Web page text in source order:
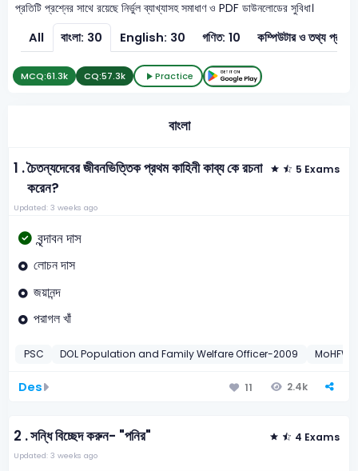
প্রতিটি প্রশ্নের সাথে রয়েছে নির্ভুল ব্যাখ্যাসহ সমাধাণ ও PDF ডাউনলোডের সুবিধা।
All বাংলা: 30 English: 30 গণিত: 10 কম্পিউটার
MCQ:61.3k CQ:57.3k Practice
বাংলা
1 .চৈতন্যদেবের জীবনভিত্তিক প্রথম কাহিনী কাব্য কে রচনা
করেন?
5 Exams
Updated: 3 weeks ago
বৃন্দাবন দাস
লোচন দাস
জয়ানন্দ
পরাগল খাঁ
PSC DOL Population and Family Welfare Officer-2009 MoHFW
Des 11 2.4k
2 .সন্ধি বিচ্ছেদ করুন- "পনির" 4 Exams
Updated: 3 weeks ago